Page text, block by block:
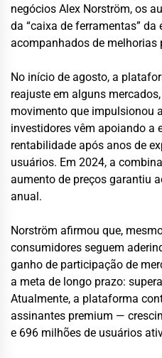
negócios Alex Norström, os
da “caixa de ferramentas” da
acompanhados de melhorias
No início de agosto, a
reajuste em alguns
movimento que impulsionou
investidores vêm apoiando a
rentabilidade após anos de
usuários. Em 2024, a
aumento de preços garantiu
anual.
Norström afirmou que,
consumidores seguem
ganho de participação de
a meta de longo prazo:
Atualmente, a plataforma
assinantes premium —
e 696 milhões de usuários